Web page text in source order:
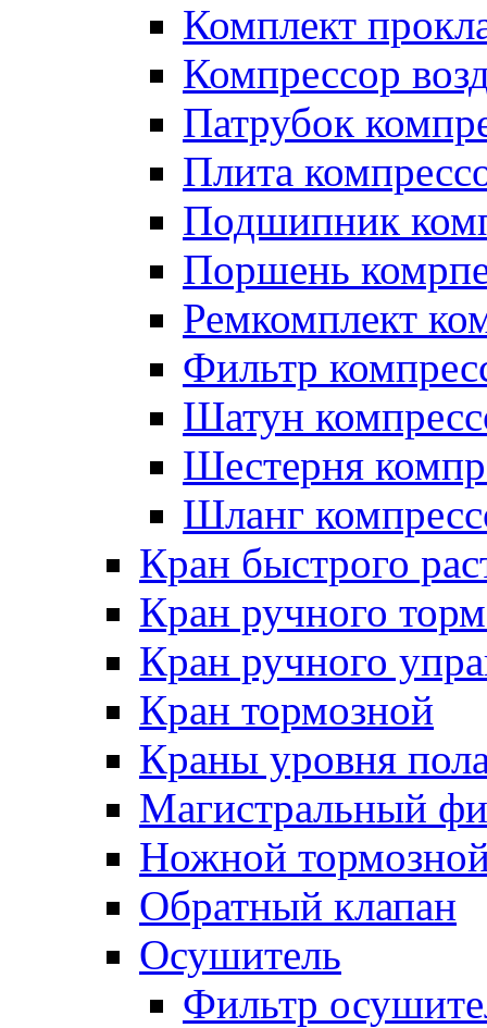
Комплект
Компрессор
Патрубок
Плита
Подшипник
Поршень
Ремкомплект
Фильтр
Шатун
Шестерня
Шланг
Кран быстрого
Кран ручного
Кран ручного
Кран тормозной
Краны уровня
Магистральный
Ножной
Обратный клапан
Осушитель
Фильтр